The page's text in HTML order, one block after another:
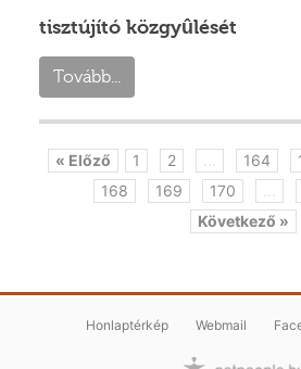
tisztújító közgyûlését
Tovább...
« Előző 1 2 164
168
169 170
Következő »
Honlaptérkép Webmail